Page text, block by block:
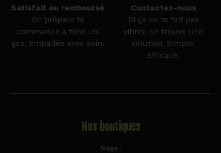
Satisfait ou remboursé
On prépare ta
commande à fond les
gaz, emballée avec soin.
Contactez-nous
Si ça ne te fait pas
vibrer, on trouve une
solution. Simple.
Efficace.
Nos boutiques
Siège :